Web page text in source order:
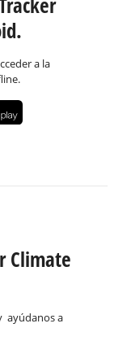
a la
Climate
ayúdanos a